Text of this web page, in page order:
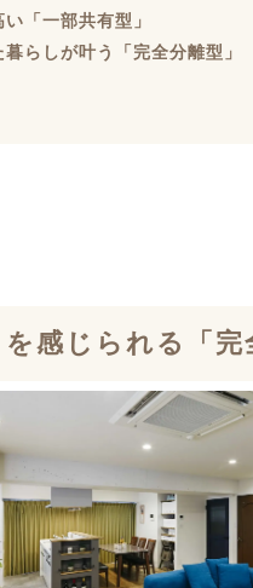
「一部共有型」
らしが叶う「完全分離型」
感じられる「完